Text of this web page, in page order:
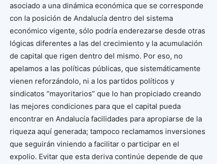
asociado a una dinámica económica que se corresponde
con la posición de Andalucía dentro del sistema
económico vigente, sólo podría enderezarse desde otras
lógicas diferentes a las del crecimiento y la acumulación
de capital que rigen dentro del mismo. Por eso, no
apelamos a las políticas públicas, que sistemáticamente
vienen reforzándolo, ni a los partidos políticos y
sindicatos “mayoritarios” que lo han propiciado creando
las mejores condiciones para que el capital pueda
encontrar en Andalucía facilidades para apropiarse de la
riqueza aquí generada; tampoco reclamamos inversiones
que seguirán viniendo a facilitar o participar en el
expolio. Evitar que esta deriva continúe depende de que